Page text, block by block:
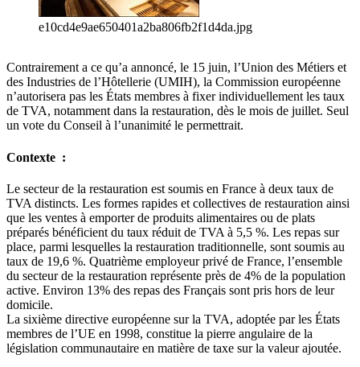
e10cd4e9ae650401a2ba806fb2f1d4da.jpg
Contrairement a ce qu’a annoncé, le 15 juin, l’Union des Métiers et
des Industries de l’Hôtellerie (UMIH), la Commission européenne
n’autorisera pas les États membres à fixer individuellement les taux
de TVA, notamment dans la restauration, dès le mois de juillet. Seul
un vote du Conseil à l’unanimité le permettrait.
Contexte :
Le secteur de la restauration est soumis en France à deux taux de
TVA distincts. Les formes rapides et collectives de restauration ainsi
que les ventes à emporter de produits alimentaires ou de plats
préparés bénéficient du taux réduit de TVA à 5,5 %. Les repas sur
place, parmi lesquelles la restauration traditionnelle, sont soumis au
taux de 19,6 %. Quatrième employeur privé de France, l’ensemble
du secteur de la restauration représente près de 4% de la population
active. Environ 13% des repas des Français sont pris hors de leur
domicile.
La sixième directive européenne sur la TVA, adoptée par les États
membres de l’UE en 1998, constitue la pierre angulaire de la
législation communautaire en matière de taxe sur la valeur ajoutée.